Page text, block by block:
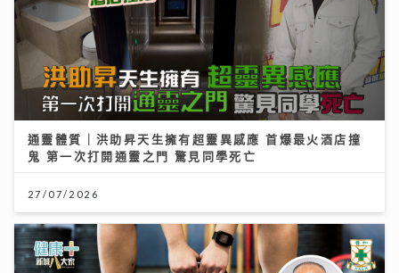
通靈體質｜洪助昇天生擁有超靈異感應 首爆最火酒店撞
鬼 第一次打開通靈之門 驚見同學死亡
27/07/2026